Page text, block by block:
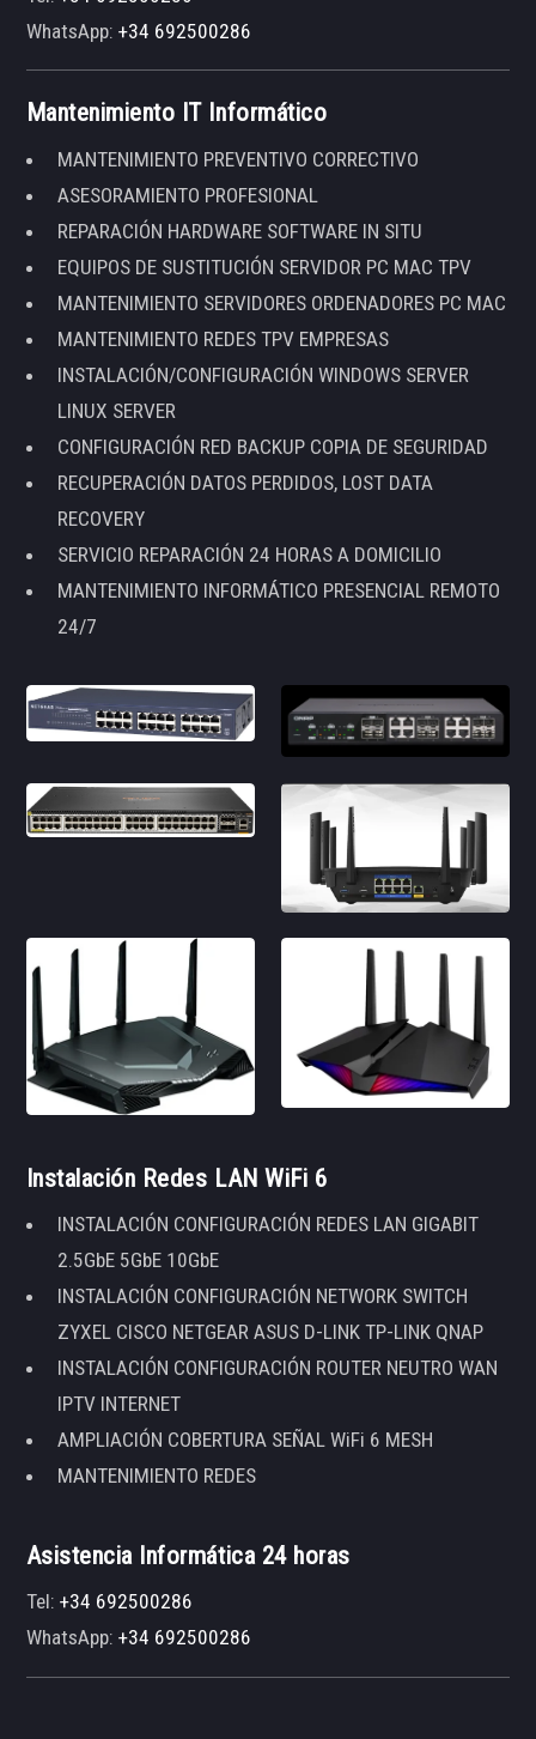
WhatsApp:+34 692500286
Mantenimiento IT Informático
MANTENIMIENTO PREVENTIVO CORRECTIVO
ASESORAMIENTO PROFESIONAL
REPARACIÓN HARDWARE SOFTWARE IN SITU
EQUIPOS DE SUSTITUCIÓN SERVIDOR PC MAC TPV
MANTENIMIENTO SERVIDORES ORDENADORES PC MAC
MANTENIMIENTO REDES TPV EMPRESAS
INSTALACIÓN/CONFIGURACIÓN WINDOWS SERVER
LINUX SERVER
CONFIGURACIÓN RED BACKUP COPIA DE SEGURIDAD
RECUPERACIÓN DATOS PERDIDOS, LOST DATA
RECOVERY
SERVICIO REPARACIÓN 24 HORAS A DOMICILIO
MANTENIMIENTO INFORMÁTICO PRESENCIAL REMOTO
24/7
Instalación Redes LAN WiFi 6
INSTALACIÓN CONFIGURACIÓN REDES LAN GIGABIT
2.5GbE 5GbE 10GbE
INSTALACIÓN CONFIGURACIÓN NETWORK SWITCH
ZYXEL CISCO NETGEAR ASUS D-LINK TP-LINK QNAP
INSTALACIÓN CONFIGURACIÓN ROUTER NEUTRO WAN
IPTV INTERNET
AMPLIACIÓN COBERTURA SEÑAL WiFi 6 MESH
MANTENIMIENTO REDES
Asistencia Informática 24 horas
Tel:+34 692500286
WhatsApp:+34 692500286